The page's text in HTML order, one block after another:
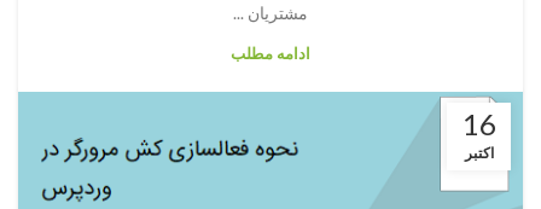
مشتریان ...
ادامه مطلب
16
اکتبر